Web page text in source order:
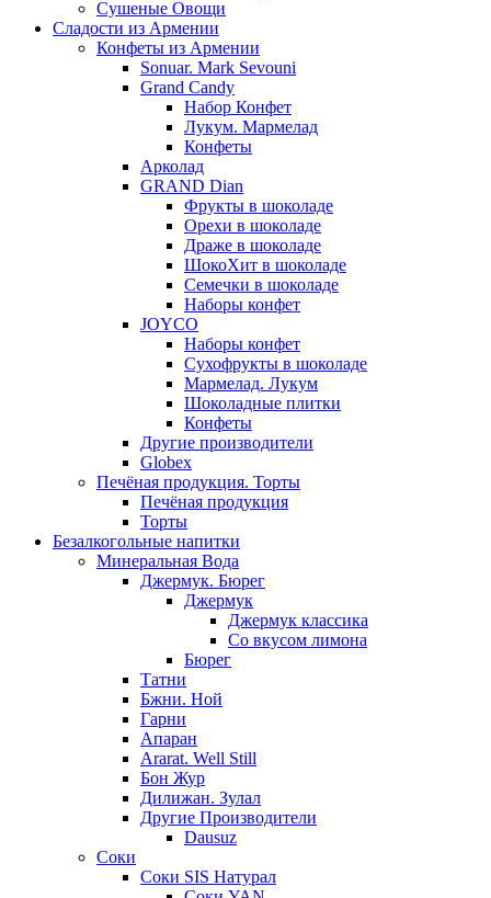
Сушеные Овощи
Сладости из Армении
Конфеты из Армении
Sonuar. Mark Sevouni
Grand Candy
Набор Конфет
Лукум. Мармелад
Конфеты
Арколад
GRAND Dian
Фрукты в шоколаде
Орехи в шоколаде
Драже в шоколаде
ШокоХит в шоколаде
Семечки в шоколаде
Наборы конфет
JOYCO
Наборы конфет
Сухофрукты в шоколаде
Мармелад. Лукум
Шоколадные плитки
Конфеты
Другие производители
Globex
Печёная продукция. Торты
Печёная продукция
Торты
Безалкогольные напитки
Минеральная Вода
Джермук. Бюрег
Джермук
Джермук классика
Со вкусом лимона
Бюрег
Татни
Бжни. Ной
Гарни
Апаран
Ararat. Well Still
Бон Жур
Дилижан. Зулал
Другие Производители
Dausuz
Соки
Соки SIS Натурал